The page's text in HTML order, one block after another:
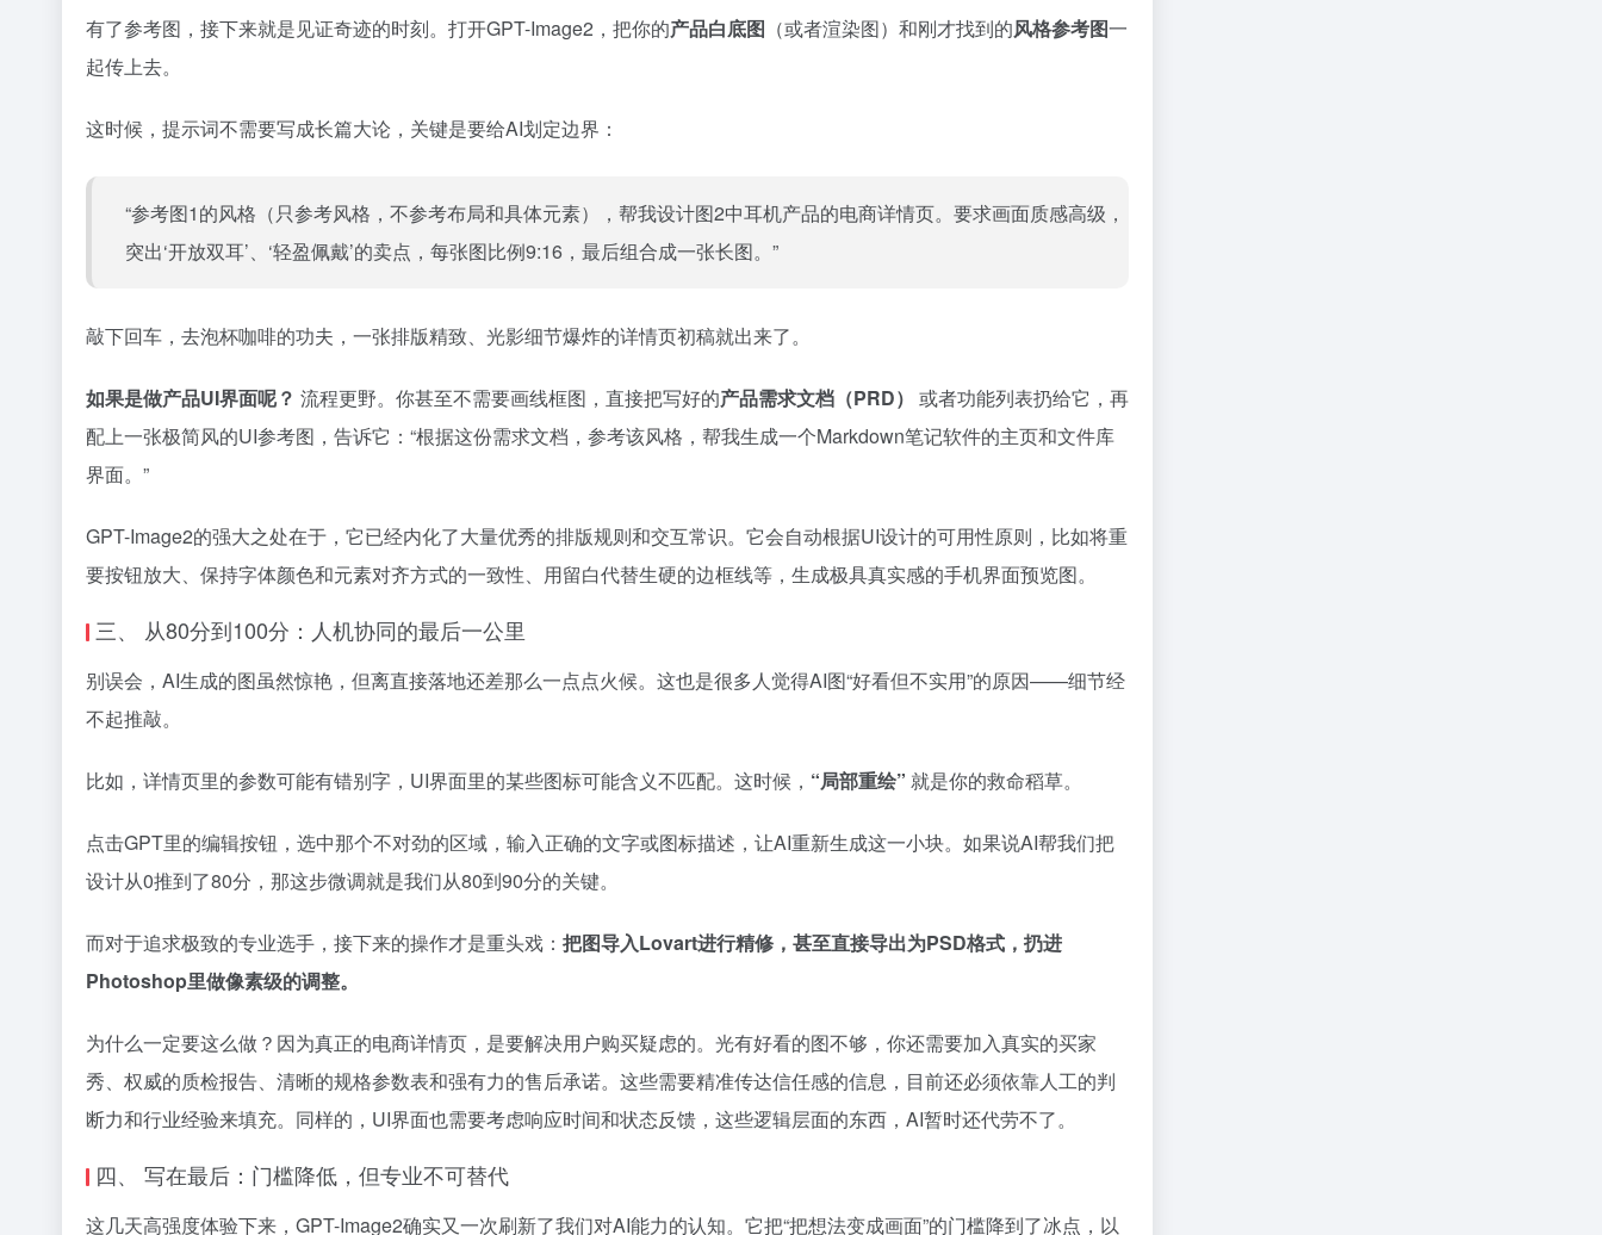
有了参考图，接下来就是见证奇迹的时刻。打开GPT-Image2，把你的产品白底图 （或者渲染图）和刚才找到的风格参考图一
起传上去。
这时候，提示词不需要写成长篇大论，关键是要给AI划定边界：
“参考图1的风格（只参考风格，不参考布局和具体元素），帮我设计图2中耳机产品的电商详情页。要求画面质感高级，
突出‘开放双耳’、‘轻盈佩戴’的卖点，每张图比例9:16，最后组合成一张长图。”
敲下回车，去泡杯咖啡的功夫，一张排版精致、光影细节爆炸的详情页初稿就出来了。
如果是做产品UI界面呢？ 流程更野。你甚至不需要画线框图，直接把写好的产品需求文档（PRD） 或者功能列表扔给它，再
配上一张极简风的UI参考图，告诉它：“根据这份需求文档，参考该风格，帮我生成一个Markdown笔记软件的主页和文件库
界面。”
GPT-Image2的强大之处在于，它已经内化了大量优秀的排版规则和交互常识。它会自动根据UI设计的可用性原则，比如将重
要按钮放大、保持字体颜色和元素对齐方式的一致性、用留白代替生硬的边框线等，生成极具真实感的手机界面预览图。
三、 从80分到100分：人机协同的最后一公里
别误会，AI生成的图虽然惊艳，但离直接落地还差那么一点点火候。这也是很多人觉得AI图“好看但不实用”的原因——细节经
不起推敲。
比如，详情页里的参数可能有错别字，UI界面里的某些图标可能含义不匹配。这时候， “局部重绘” 就是你的救命稻草。
点击GPT里的编辑按钮，选中那个不对劲的区域，输入正确的文字或图标描述，让AI重新生成这一小块。如果说AI帮我们把
设计从0推到了80分，那这步微调就是我们从80到90分的关键。
而对于追求极致的专业选手，接下来的操作才是重头戏： 把图导入Lovart进行精修，甚至直接导出为PSD格式，扔进
Photoshop里做像素级的调整。
为什么一定要这么做？因为真正的电商详情页，是要解决用户购买疑虑的。光有好看的图不够，你还需要加入真实的买家
秀、权威的质检报告、清晰的规格参数表和强有力的售后承诺。这些需要精准传达信任感的信息，目前还必须依靠人工的判
断力和行业经验来填充。同样的，UI界面也需要考虑响应时间和状态反馈，这些逻辑层面的东西，AI暂时还代劳不了。
四、 写在最后：门槛降低，但专业不可替代
这几天高强度体验下来，GPT-Image2确实又一次刷新了我们对AI能力的认知。它把“把想法变成画面”的门槛降到了冰点，以